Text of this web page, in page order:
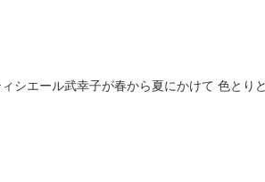
シエール武幸子が春から夏にかけて 色とり